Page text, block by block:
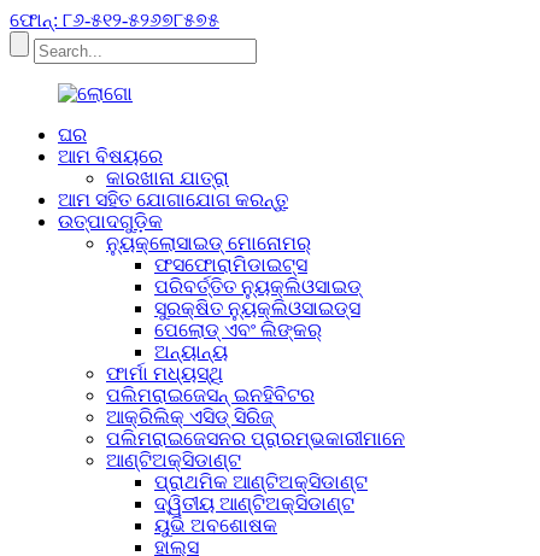
ଫୋନ୍: ୮୬-୫୧୨-୫୨୬୭୮୫୭୫
ଘର
ଆମ ବିଷୟରେ
କାରଖାନା ଯାତ୍ରା
ଆମ ସହିତ ଯୋଗାଯୋଗ କରନ୍ତୁ
ଉତ୍ପାଦଗୁଡ଼ିକ
ନ୍ୟୁକ୍ଲୋସାଇଡ୍ ମୋନୋମର୍
ଫସଫୋରାମିଡାଇଟ୍ସ
ପରିବର୍ତ୍ତିତ ନ୍ୟୁକ୍ଲିଓସାଇଡ୍
ସୁରକ୍ଷିତ ନ୍ୟୁକ୍ଲିଓସାଇଡ୍ସ
ପେଲୋଡ୍ ଏବଂ ଲିଙ୍କର୍
ଅନ୍ୟାନ୍ୟ
ଫାର୍ମା ମଧ୍ୟସ୍ଥି
ପଲିମରାଇଜେସନ୍ ଇନହିବିଟର
ଆକ୍ରିଲିକ୍ ଏସିଡ୍ ସିରିଜ୍
ପଲିମରାଇଜେସନର ପ୍ରାରମ୍ଭକାରୀମାନେ
ଆଣ୍ଟିଅକ୍ସିଡାଣ୍ଟ
ପ୍ରାଥମିକ ଆଣ୍ଟିଅକ୍ସିଡାଣ୍ଟ
ଦ୍ୱିତୀୟ ଆଣ୍ଟିଅକ୍ସିଡାଣ୍ଟ
ୟୁଭି ଅବଶୋଷକ
ହାଲ୍ସ